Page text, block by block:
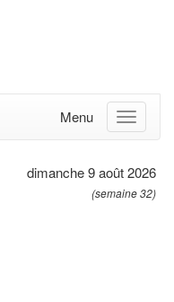
Menu
dimanche 9 août 2026
(semaine 32)